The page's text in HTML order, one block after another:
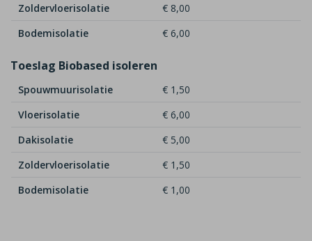
Zoldervloerisolatie
€ 8,00
Bodemisolatie
€ 6,00
Toeslag Biobased isoleren
Spouwmuurisolatie
€ 1,50
Vloerisolatie
€ 6,00
Dakisolatie
€ 5,00
Zoldervloerisolatie
€ 1,50
Bodemisolatie
€ 1,00